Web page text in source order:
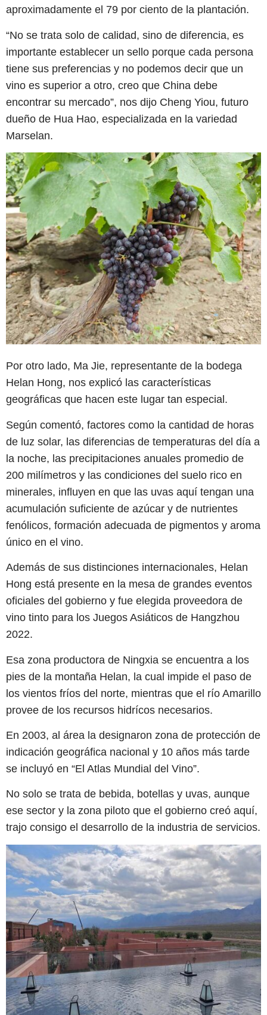
aproximadamente el 79 por ciento de la plantación.
“No se trata solo de calidad, sino de diferencia, es
importante establecer un sello porque cada persona
tiene sus preferencias y no podemos decir que un
vino es superior a otro, creo que China debe
encontrar su mercado”, nos dijo Cheng Yiou, futuro
dueño de Hua Hao, especializada en la variedad
Marselan.
Por otro lado, Ma Jie, representante de la bodega
Helan Hong, nos explicó las características
geográficas que hacen este lugar tan especial.
Según comentó, factores como la cantidad de horas
de luz solar, las diferencias de temperaturas del día a
la noche, las precipitaciones anuales promedio de
200 milímetros y las condiciones del suelo rico en
minerales, influyen en que las uvas aquí tengan una
acumulación suficiente de azúcar y de nutrientes
fenólicos, formación adecuada de pigmentos y aroma
único en el vino.
Además de sus distinciones internacionales, Helan
Hong está presente en la mesa de grandes eventos
oficiales del gobierno y fue elegida proveedora de
vino tinto para los Juegos Asiáticos de Hangzhou
2022.
Esa zona productora de Ningxia se encuentra a los
pies de la montaña Helan, la cual impide el paso de
los vientos fríos del norte, mientras que el río Amarillo
provee de los recursos hidrícos necesarios.
En 2003, al área la designaron zona de protección de
indicación geográfica nacional y 10 años más tarde
se incluyó en “El Atlas Mundial del Vino”.
No solo se trata de bebida, botellas y uvas, aunque
ese sector y la zona piloto que el gobierno creó aquí,
trajo consigo el desarrollo de la industria de servicios.